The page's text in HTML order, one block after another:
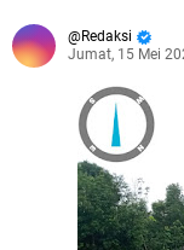
Redaksi
Jumat, 15 Mei